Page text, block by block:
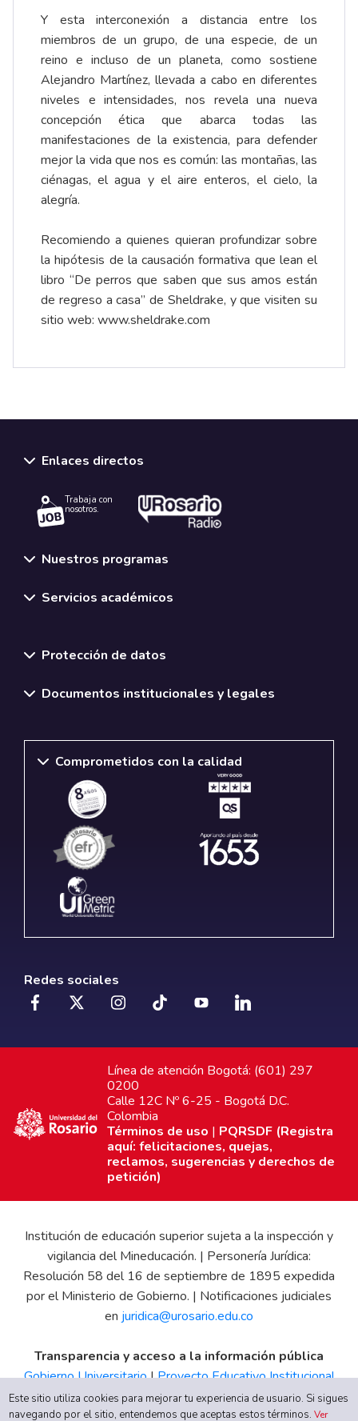
Y esta interconexión a distancia entre los
miembros de un grupo, de una especie, de un
reino e incluso de un planeta, como sostiene
Alejandro Martínez, llevada a cabo en diferentes
niveles e intensidades, nos revela una nueva
concepción ética que abarca todas las
manifestaciones de la existencia, para defender
mejor la vida que nos es común: las montañas, las
ciénagas, el agua y el aire enteros, el cielo, la
alegría.
Recomiendo a quienes quieran profundizar sobre
la hipótesis de la causación formativa que lean el
libro “De perros que saben que sus amos están
de regreso a casa” de Sheldrake, y que visiten su
sitio web: www.sheldrake.com
Enlaces directos
Trabaja con
nosotros.
Nuestros programas
Servicios académicos
Protección de datos
Documentos institucionales y legales
Comprometidos con la calidad
Redes sociales
Línea de atención Bogotá: (601) 297
0200
Calle 12C Nº 6-25 - Bogotá D.C.
Colombia
Términos de uso | PQRSDF (Registra
aquí: felicitaciones, quejas,
reclamos, sugerencias y derechos de
petición)
Institución de educación superior sujeta a la inspección y
vigilancia del Mineducación. | Personería Jurídica:
Resolución 58 del 16 de septiembre de 1895 expedida
por el Ministerio de Gobierno. | Notificaciones judiciales
en juridica@urosario.edu.co
Transparencia y acceso a la información pública
Gobierno Universitario|Proyecto Educativo Institucional
|Informe de Gestión|Boletín Estadístico|Régimen
Tributario|Estados Financieros|Código de Ética|Canal
Este sitio utiliza cookies para mejorar tu experiencia de usuario. Si sigues
navegando por el sitio, entendemos que aceptas estos términos.Ver